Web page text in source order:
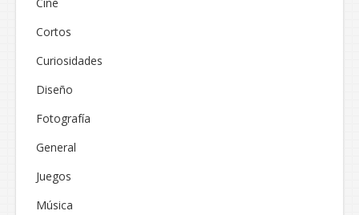
Cortos
Curiosidades
Diseño
Fotografía
General
Juegos
Música